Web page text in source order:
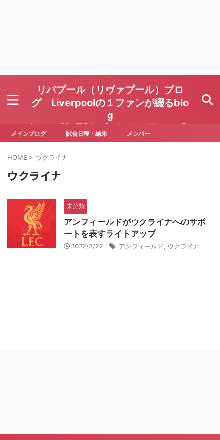
リバプール（リヴァプール）ブロ
グ Liverpoolの１ファンが綴るblo
g
Liverpool FCを応援するブログです Written by To
ru Yoda
メインブログ 試合日程・結果 メンバー
HOME > ウクライナ
ウクライナ
未分類
アンフィールドがウクライナへのサポ
ートを表すライトアップ
2022/2/27 アンフィールド ウクライナ